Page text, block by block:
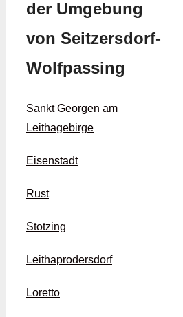
der Umgebung
von Seitzersdorf-
Wolfpassing
Sankt Georgen am
Leithagebirge
Eisenstadt
Rust
Stotzing
Leithaprodersdorf
Loretto